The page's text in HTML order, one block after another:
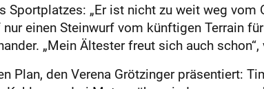
„Er ist nicht zu weit weg vom
einen Steinwurf vom künftigen Terrain
„Mein Ältester freut sich auch schon“,
den Verena Grötzinger präsentiert: